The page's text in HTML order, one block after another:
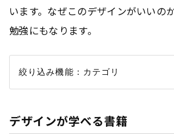
います。なぜこのデザインがいいの
勉強にもなります。
デザインが学べる書籍